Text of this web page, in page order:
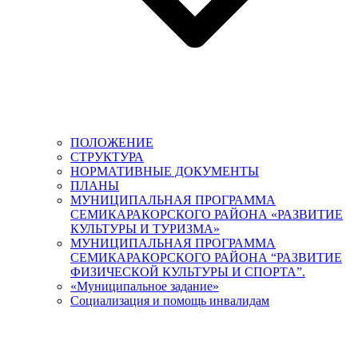
ПОЛОЖЕНИЕ
СТРУКТУРА
НОРМАТИВНЫЕ ДОКУМЕНТЫ
ПЛАНЫ
МУНИЦИПАЛЬНАЯ ПРОГРАММА
СЕМИКАРАКОРСКОГО РАЙОНА «РАЗВИТИЕ
КУЛЬТУРЫ И ТУРИЗМА»
МУНИЦИПАЛЬНАЯ ПРОГРАММА
СЕМИКАРАКОРСКОГО РАЙОНА “РАЗВИТИЕ
ФИЗИЧЕСКОЙ КУЛЬТУРЫ И СПОРТА”.
«Муниципальное задание»
Социализация и помощь инвалидам